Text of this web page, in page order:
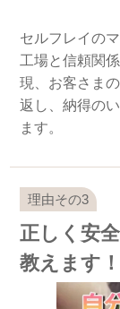
セルフレイの
工場と信頼関
現、お客さま
返し、納得の
ます。
正しく安
教えます！